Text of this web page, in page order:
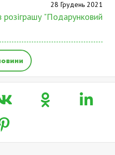
28 Грудень 2021
"Подарунковий